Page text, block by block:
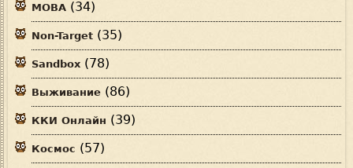
MOBA (34)
Non-Target (35)
Sandbox (78)
Выживание (86)
ККИ Онлайн (39)
Космос (57)